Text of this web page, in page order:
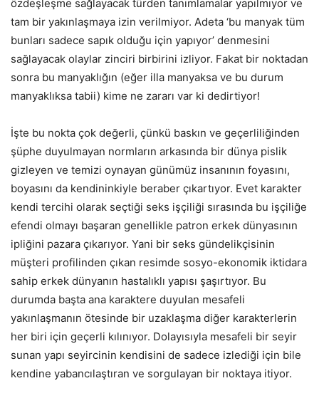
özdeşleşme sağlayacak türden tanımlamalar yapılmıyor ve
tam bir yakınlaşmaya izin verilmiyor. Adeta ‘bu manyak tüm
bunları sadece sapık olduğu için yapıyor’ denmesini
sağlayacak olaylar zinciri birbirini izliyor. Fakat bir noktadan
sonra bu manyaklığın (eğer illa manyaksa ve bu durum
manyaklıksa tabii) kime ne zararı var ki dedirtiyor!
İşte bu nokta çok değerli, çünkü baskın ve geçerliliğinden
şüphe duyulmayan normların arkasında bir dünya pislik
gizleyen ve temizi oynayan günümüz insanının foyasını,
boyasını da kendininkiyle beraber çıkartıyor. Evet karakter
kendi tercihi olarak seçtiği seks işçiliği sırasında bu işçiliğe
efendi olmayı başaran genellikle patron erkek dünyasının
ipliğini pazara çıkarıyor. Yani bir seks gündelikçisinin
müşteri profilinden çıkan resimde sosyo-ekonomik iktidara
sahip erkek dünyanın hastalıklı yapısı şaşırtıyor. Bu
durumda başta ana karaktere duyulan mesafeli
yakınlaşmanın ötesinde bir uzaklaşma diğer karakterlerin
her biri için geçerli kılınıyor. Dolayısıyla mesafeli bir seyir
sunan yapı seyircinin kendisini de sadece izlediği için bile
kendine yabancılaştıran ve sorgulayan bir noktaya itiyor.